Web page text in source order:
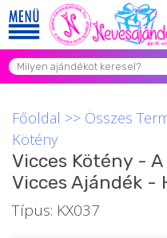
Viszonteladóknak
Grill Party Kellékek ❤️
Egyedi Ajándékok Rendelés
Összes Ajándék Kategória ⭐
Vicces Pólók
Főoldal >> Összes
Kötény
Vicces Kötény -
Vicces Ajándék -
Típus: KX037